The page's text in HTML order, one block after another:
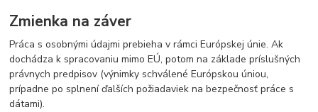
Zmienka na záver
Práca s osobnými údajmi prebieha v rámci Európskej únie. Ak
dochádza k spracovaniu mimo EÚ, potom na základe príslušných
právnych predpisov (výnimky schválené Európskou úniou,
prípadne po splnení ďalších požiadaviek na bezpečnosť práce s
dátami).